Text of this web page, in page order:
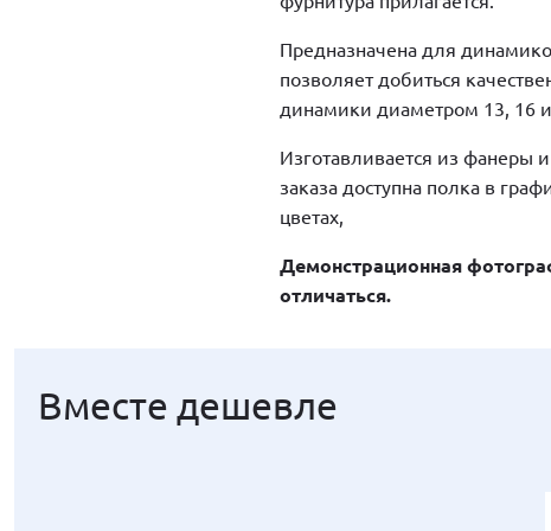
Предназначена для
позволяет добиться
динамики диаметром 13, 16
Изготавливается из фанеры
заказа доступна полка в
цветах,
Демонстрационная
отличаться.
Вместе дешевле
Вместе дешевле
Вместе дешевле
Вместе дешевле
Вместе дешевле
Вместе дешевле